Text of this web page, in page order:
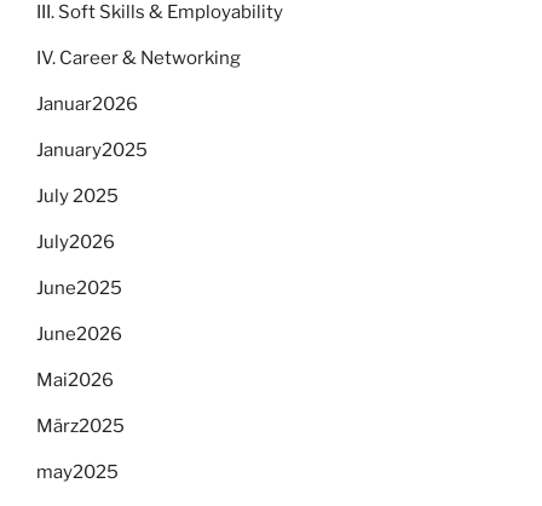
III. Soft Skills & Employability
IV. Career & Networking
Januar2026
January2025
July 2025
July2026
June2025
June2026
Mai2026
März2025
may2025